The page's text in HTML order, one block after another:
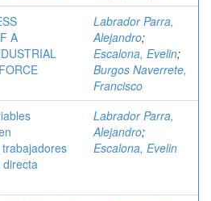
A
Labrador Parra,
Alejandro;
Escalona, Evelin;
Burgos Naverrete,
Francisco
Labrador Parra,
Alejandro;
Escalona, Evelin